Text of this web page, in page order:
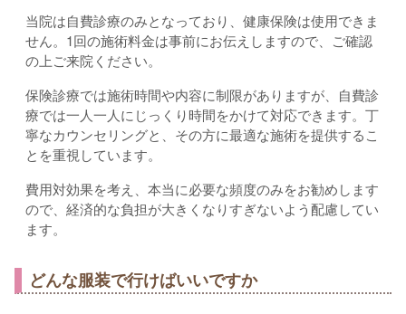
当院は自費診療のみとなっており、健康保険は使用できま
せん。1回の施術料金は事前にお伝えしますので、ご確認
の上ご来院ください。
保険診療では施術時間や内容に制限がありますが、自費診
療では一人一人にじっくり時間をかけて対応できます。丁
寧なカウンセリングと、その方に最適な施術を提供するこ
とを重視しています。
費用対効果を考え、本当に必要な頻度のみをお勧めします
ので、経済的な負担が大きくなりすぎないよう配慮してい
ます。
どんな服装で行けばいいですか